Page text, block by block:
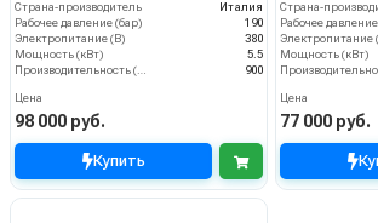
Страна-производитель
Италия
Рабочее давление (бар)
190
Электропитание (В)
380
Мощность (кВт)
5.5
Производительность (л/ч)
900
Цена
98 000 руб.
Купить
Страна-
Рабочее
Электропитание
Мощность (кВт)
Цена
77 000 руб.